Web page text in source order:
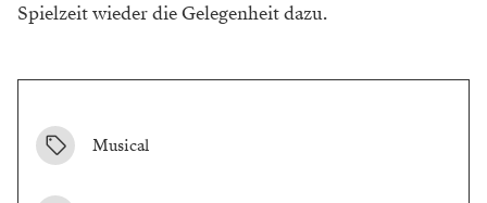
Spielzeit wieder die Gelegenheit dazu.
Musical